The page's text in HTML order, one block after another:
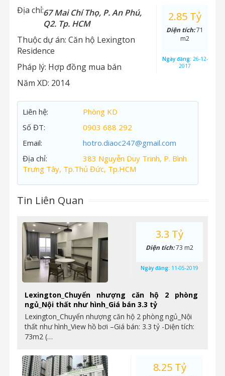
Địa chỉ:67 Mai Chí Thọ, P. An Phú,
Q2. Tp. HCM
Thuộc dự án: Căn hộ Lexington
Residence
Pháp lý: Hợp đồng mua bán
Năm XD: 2014
2.85 Tỷ
Diện tích:71
m2
Ngày đăng: 26-12-
2017
Liên hệ:
Phòng KD
Số ĐT:
0903 688 292
Email:
hotro.diaoc247@gmail.com
Địa chỉ:
383 Nguyễn Duy Trinh, P. Bình
Trưng Tây, Tp.Thủ Đức, Tp.HCM
Tin Liên Quan
Lexington_Chuyển nhượng căn hộ 2 phòng
ngủ_Nội thất như hình_Giá bán 3.3 tỷ
Lexington_Chuyển nhượng căn hộ 2 phòng ngủ_Nội
thất như hình_View hồ bơi –Giá bán: 3.3 tỷ -Diện tích:
73m2 (…
3.3 Tỷ
Diện tích:73 m2
Ngày đăng: 11-05-2019
8.25 Tỷ